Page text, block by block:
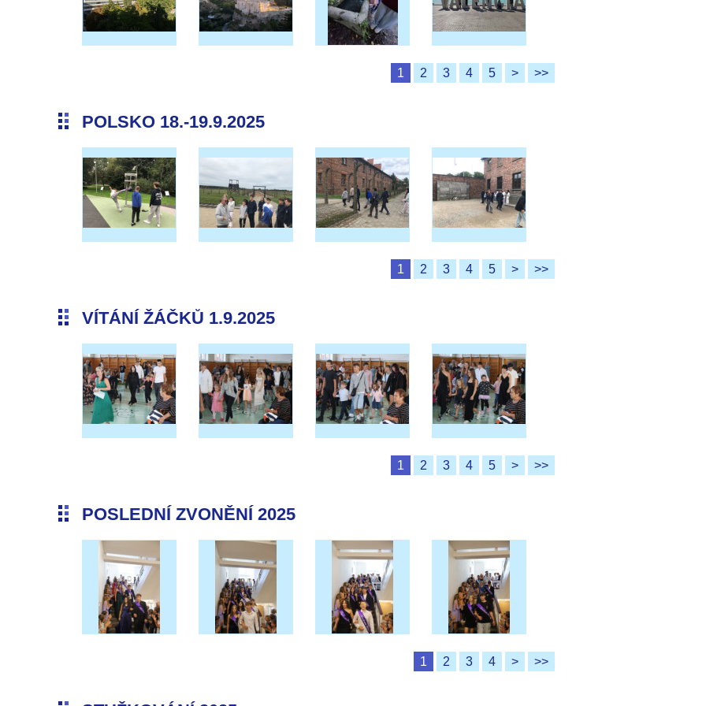
1 2 3 4 5 > >>
POLSKO 18.-19.9.2025
1 2 3 4 5 > >>
VÍTÁNÍ ŽÁČKŮ 1.9.2025
1 2 3 4 5 > >>
POSLEDNÍ ZVONĚNÍ 2025
1 2 3 4 > >>